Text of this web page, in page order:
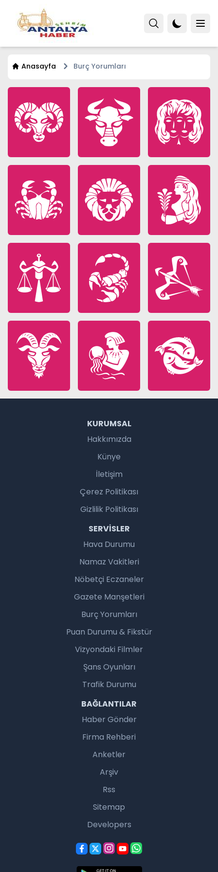
Anasayfa Burç Yorumları
KURUMSAL
Hakkımızda
Künye
İletişim
Çerez Politikası
Gizlilik Politikası
SERVISLER
Hava Durumu
Namaz Vakitleri
Nöbetçi Eczaneler
Gazete Manşetleri
Burç Yorumları
Puan Durumu & Fikstür
Vizyondaki Filmler
Şans Oyunları
Trafik Durumu
BAĞLANTILAR
Haber Gönder
Firma Rehberi
Anketler
Arşiv
Rss
Sitemap
Developers